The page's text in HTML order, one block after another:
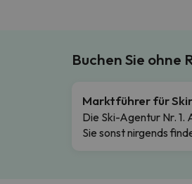
Buchen Sie ohne
Marktführer für
Die Ski-Agentur Nr. 1.
Sie sonst nirgends